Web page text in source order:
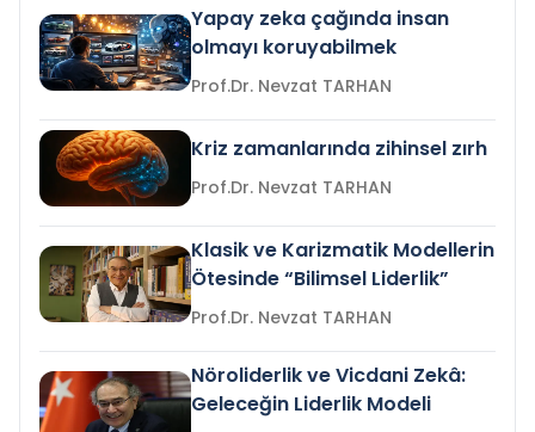
Yapay zeka çağında insan
olmayı koruyabilmek
Prof.Dr. Nevzat TARHAN
Kriz zamanlarında zihinsel zırh
Prof.Dr. Nevzat TARHAN
Klasik ve Karizmatik Modellerin
Ötesinde “Bilimsel Liderlik”
Prof.Dr. Nevzat TARHAN
Nöroliderlik ve Vicdani Zekâ:
Geleceğin Liderlik Modeli